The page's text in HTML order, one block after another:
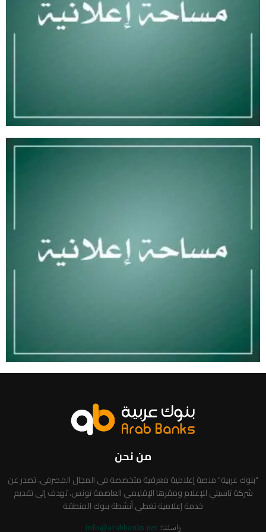
من نحن
"بنوك عربية" منصة إعلامية معرفية متخصصة في المجال المصرفي، تصدر عن
شركة تاسيلي للإعلام ومقرها الإقليمي العاصمة تونس، تهدف إلى تقديم
خدمة إعلامية تغطي أنشطة بنوك المنطقة
راسلنا: info@arabbanks.net